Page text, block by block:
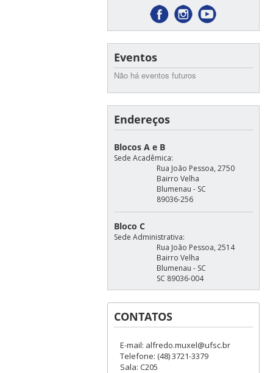
Eventos
Não há eventos futuros
Endereços
Blocos A e B
Sede Acadêmica:
Rua João Pessoa, 2750
Bairro Velha
Blumenau - SC
89036-256
Bloco C
Sede Administrativa:
Rua João Pessoa, 2514
Bairro Velha
Blumenau - SC
SC 89036-004
CONTATOS
E-mail: alfredo.muxel@ufsc.br
Telefone: (48) 3721-3379
Sala: C205